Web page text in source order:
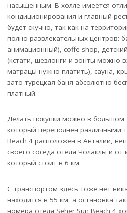
насыщенным. В холле имеется
кондиционирования и главный
будет скучно, так как на
полно развлекательных центров:
анимационный), coffe-shop,
(кстати, шезлонги и зонты можно
матрацы нужно платить), сауна,
зато турецкая баня абсолютно
платный.
Делать покупки можно в большом
который переполнен различными
Beach 4 расположен в Анталии,
своего соседа отеля Чолаклы и от
который стоит в 6 км.
С транспортом здесь тоже нет
находится в 55 км, а остановка
номера отеля Seher Sun Beach 4